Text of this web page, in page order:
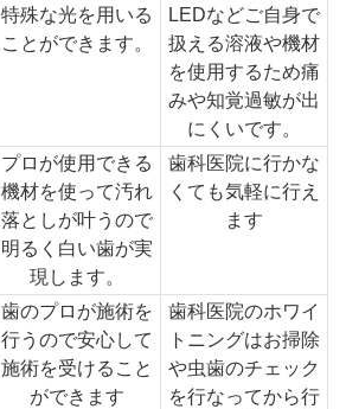
特殊な光を用いる
ことができます。
LEDなどご自身で
扱える溶液や機材
を使用するため痛
みや知覚過敏が出
にくいです。
プロが使用できる
機材を使って汚れ
落としが叶うので
明るく白い歯が実
現します。
歯科医院に行かな
くても気軽に行え
ます
歯のプロが施術を
行うので安心して
施術を受けること
ができます
歯科医院のホワイ
トニングはお掃除
や虫歯のチェック
を行なってから行